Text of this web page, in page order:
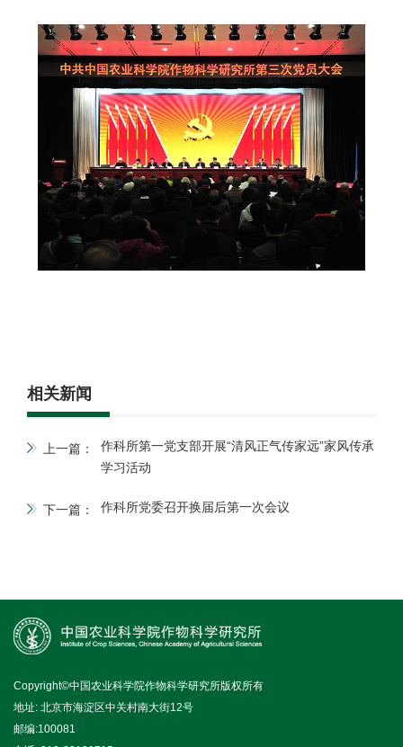
相关新闻
上一篇：
作科所第一党支部开展“清风正气传家远”家风传承
学习活动
下一篇： 作科所党委召开换届后第一次会议
Copyright©中国农业科学院作物科学研究所版权所有
地址: 北京市海淀区中关村南大街12号
邮编:100081